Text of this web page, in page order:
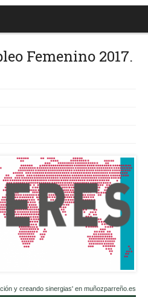
Femenino 2017.
y creando sinergias' en muñozparreño.es